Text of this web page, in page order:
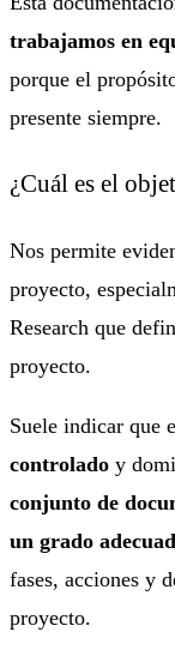
trabajamos en
porque el
presente siempre.
¿Cuál es el
Nos permite
proyecto,
Research que
proyecto.
Suele indicar que
controlado y
conjunto de
un grado
fases, acciones y
proyecto.